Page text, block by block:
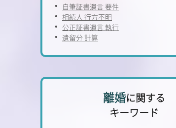
自筆証書遺言 要件
相続人 行方不明
公正証書遺言 執行
遺留分 計算
離婚に関する
キーワード